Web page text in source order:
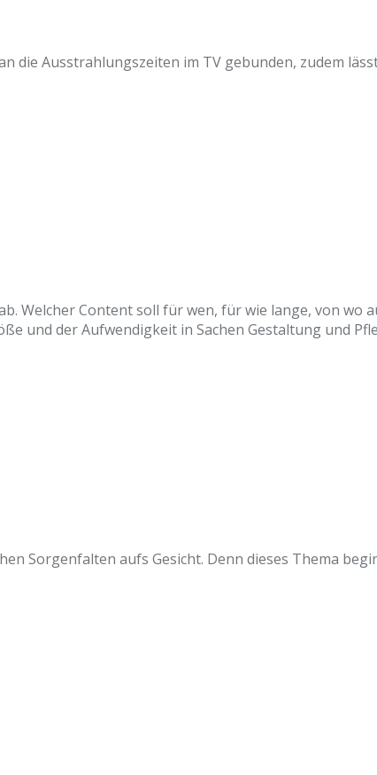
die Ausstrahlungszeiten im TV gebunden, zudem
Welcher Content soll für wen, für wie lange, von wo
und der Aufwendigkeit in Sachen Gestaltung und
Sorgenfalten aufs Gesicht. Denn dieses Thema